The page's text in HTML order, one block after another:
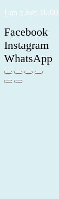
Lun a Jue:
Facebook
Instagram
WhatsApp